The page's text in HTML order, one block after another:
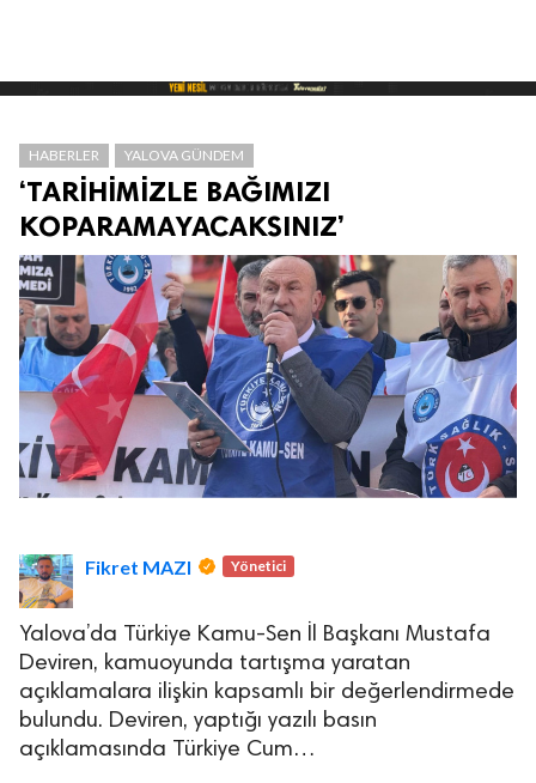
Asayiş
HABERLER YALOVA GÜNDEM
‘TARİHİMİZLE BAĞIMIZI
KOPARAMAYACAKSINIZ’
Fikret MAZI Yönetici
Yalova’da Türkiye Kamu-Sen İl Başkanı Mustafa
Deviren, kamuoyunda tartışma yaratan
açıklamalara ilişkin kapsamlı bir değerlendirmede
bulundu. Deviren, yaptığı yazılı basın
açıklamasında Türkiye Cum…